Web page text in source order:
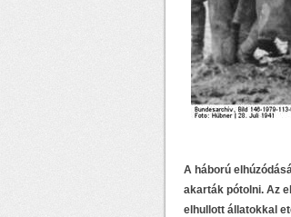
A háború
akarták pótolni. Az
elhullott állatokkal